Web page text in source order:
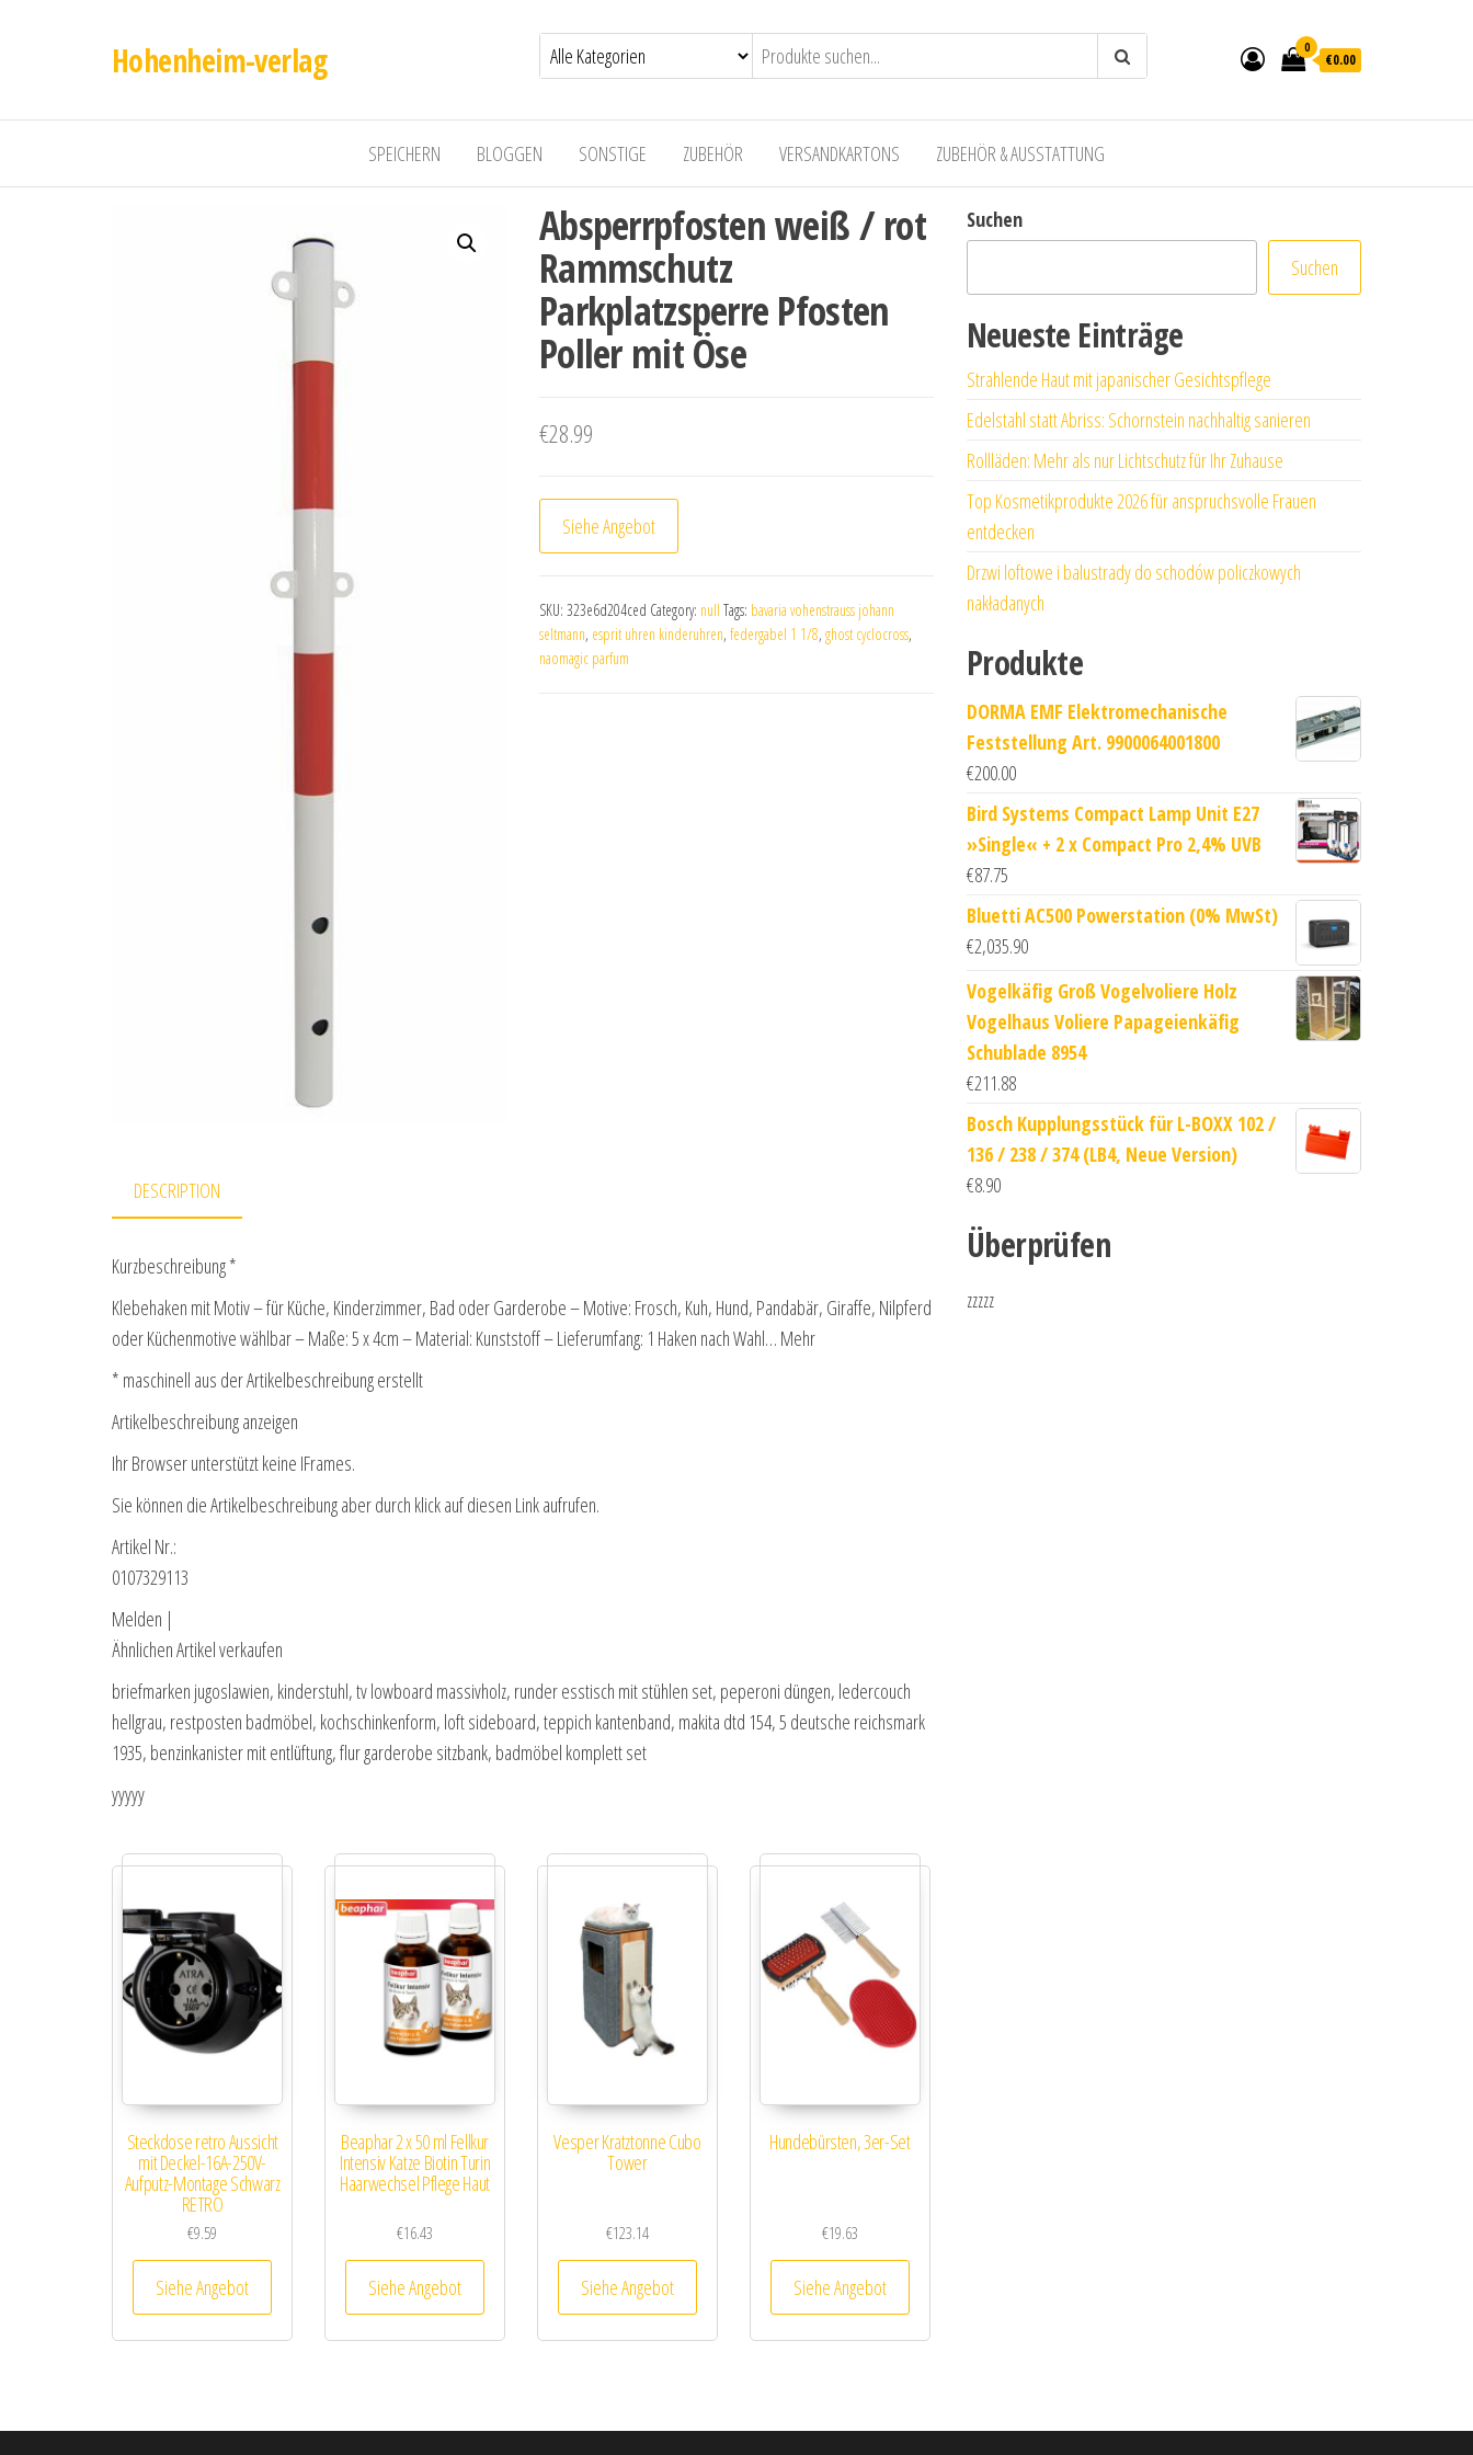
Hohenheim-verlag 0
€0.00
SPEICHERN BLOGGEN SONSTIGE ZUBEHÖR VERSANDKARTONS ZUBEHÖR & AUSSTATTUNG
Absperrpfosten weiß / rot
Rammschutz
Parkplatzsperre Pfosten
Poller mit Öse
€28.99
Siehe Angebot
SKU: 323e6d204ced Category: null Tags: bavaria vohenstrauss johann
seltmann, esprit uhren kinderuhren, federgabel 1 1/8, ghost cyclocross,
naomagic parfum
DESCRIPTION
Kurzbeschreibung *
Klebehaken mit Motiv – für Küche, Kinderzimmer, Bad oder Garderobe – Motive: Frosch, Kuh, Hund, Pandabär, Giraffe, Nilpferd
oder Küchenmotive wählbar – Maße: 5 x 4cm – Material: Kunststoff – Lieferumfang: 1 Haken nach Wahl… Mehr
* maschinell aus der Artikelbeschreibung erstellt
Artikelbeschreibung anzeigen
Ihr Browser unterstützt keine IFrames.
Sie können die Artikelbeschreibung aber durch klick auf diesen Link aufrufen.
Artikel Nr.:
0107329113
Melden |
Ähnlichen Artikel verkaufen
briefmarken jugoslawien, kinderstuhl, tv lowboard massivholz, runder esstisch mit stühlen set, peperoni düngen, ledercouch
hellgrau, restposten badmöbel, kochschinkenform, loft sideboard, teppich kantenband, makita dtd 154, 5 deutsche reichsmark
1935, benzinkanister mit entlüftung, flur garderobe sitzbank, badmöbel komplett set
yyyyy
Steckdose retro Aussicht
mit Deckel-16A-250V-
Aufputz-Montage Schwarz
RETRO
€9.59
Siehe Angebot
Beaphar 2 x 50 ml Fellkur
Intensiv Katze Biotin Turin
Haarwechsel Pflege Haut
€16.43
Siehe Angebot
Vesper Kratztonne Cubo
Tower
€123.14
Siehe Angebot
Hundebürsten, 3er-Set
€19.63
Siehe Angebot
Suchen
Suchen
Neueste Einträge
Strahlende Haut mit japanischer Gesichtspflege
Edelstahl statt Abriss: Schornstein nachhaltig sanieren
Rollläden: Mehr als nur Lichtschutz für Ihr Zuhause
Top Kosmetikprodukte 2026 für anspruchsvolle Frauen
entdecken
Drzwi loftowe i balustrady do schodów policzkowych
nakładanych
Produkte
DORMA EMF Elektromechanische
Feststellung Art. 9900064001800
€200.00
Bird Systems Compact Lamp Unit E27
»Single« + 2 x Compact Pro 2,4% UVB
€87.75
Bluetti AC500 Powerstation (0% MwSt)
€2,035.90
Vogelkäfig Groß Vogelvoliere Holz
Vogelhaus Voliere Papageienkäfig
Schublade 8954
€211.88
Bosch Kupplungsstück für L-BOXX 102 /
136 / 238 / 374 (LB4, Neue Version)
€8.90
Überprüfen
zzzzz